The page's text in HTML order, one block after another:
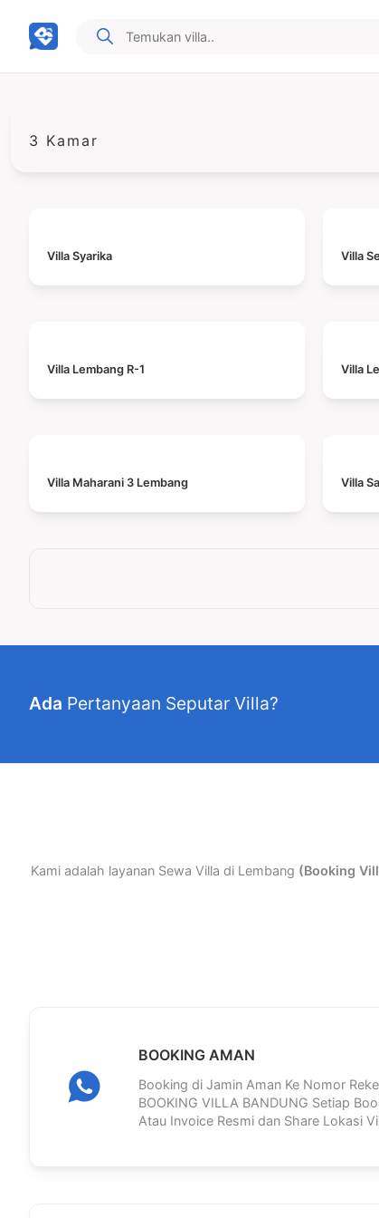
3 Kamar
Villa Syarika Villa
Villa Lembang R-1 Villa
Villa Maharani 3 Lembang Villa
Ada Pertanyaan Seputar Villa?
Kami adalah layanan Sewa Villa di Lembang (Booking
BOOKING AMAN
Booking di Jamin Aman Ke Nomor
BOOKING VILLA BANDUNG Setiap
Atau Invoice Resmi dan Share Lokasi